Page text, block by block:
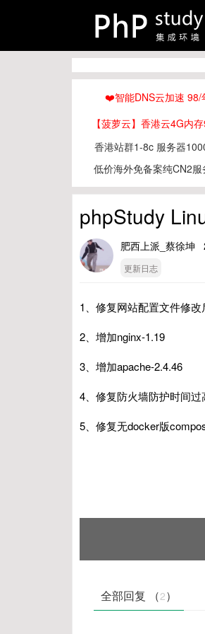
❤️智能DNS云加速 98/
【菠萝云】香港云4G内
香港站群1-8c 服务器
低价海外免备案纯CN2服
phpStudy
肥西上派_蔡徐坤
更新日志
1、修复网站配置文件修
2、增加nginx-1.19
3、增加apache-2.4.46
4、修复防火墙防护时间过
5、修复无docker版
全部回复 （2）